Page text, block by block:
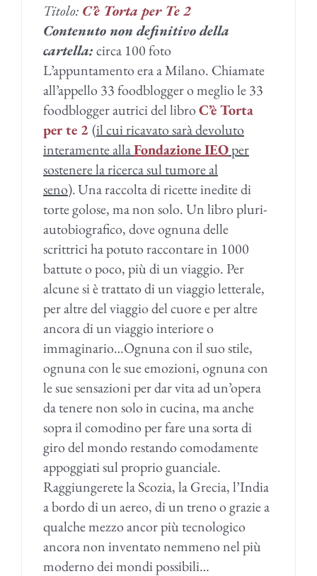
Titolo: C’è Torta per Te 2
Contenuto non definitivo della
cartella:circa 100 foto
L’appuntamento era a Milano. Chiamate
all’appello 33 foodblogger o meglio le 33
foodblogger autrici del libroC’è Torta
per te 2(il cui ricavato sarà devoluto
interamente allaFondazione IEOper
sostenere la ricerca sul tumore al
seno).Una raccolta di ricette inedite di
torte golose, ma non solo. Un libro pluri-
autobiografico, dove ognuna delle
scrittrici ha potuto raccontare in 1000
battute o poco, più di un viaggio. Per
alcune si è trattato di un viaggio letterale,
per altre del viaggio del cuore e per altre
ancora di un viaggio interiore o
immaginario…Ognuna con il suo stile,
ognuna con le sue emozioni, ognuna con
le sue sensazioni per dar vita ad un’opera
da tenere non solo in cucina, ma anche
sopra il comodino per fare una sorta di
giro del mondo restando comodamente
appoggiati sul proprio guanciale.
Raggiungerete la Scozia, la Grecia, l’India
a bordo di un aereo, di un treno o grazie a
qualche mezzo ancor più tecnologico
ancora non inventato nemmeno nel più
moderno dei mondi possibili…